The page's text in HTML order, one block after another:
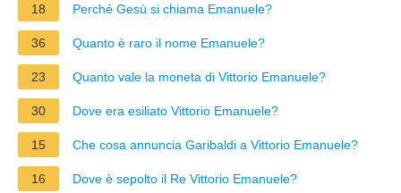
18 Perché Gesù si chiama Emanuele?
36 Quanto è raro il nome Emanuele?
23 Quanto vale la moneta di Vittorio Emanuele?
30 Dove era esiliato Vittorio Emanuele?
15 Che cosa annuncia Garibaldi a Vittorio Emanuele?
16 Dove è sepolto il Re Vittorio Emanuele?